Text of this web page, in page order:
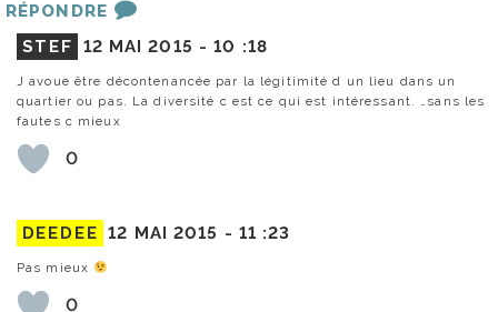
RÉPONDRE
STEF
12 MAI 2015 -10 :18
J avoue être décontenancée par la légitimité d un lieu dans un
quartier ou pas. La diversité c est ce qui est intéressant. …sans les
fautes c mieux
0
DEEDEE 12 MAI 2015 - 11 :23
Pas mieux
0